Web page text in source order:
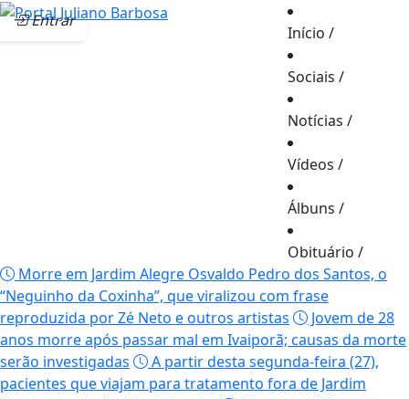
Entrar
Início /
Sociais /
Notícias /
Vídeos /
Álbuns /
Obituário /
Morre em Jardim Alegre Osvaldo Pedro dos Santos, o
“Neguinho da Coxinha”, que viralizou com frase
reproduzida por Zé Neto e outros artistas
Jovem de 28
anos morre após passar mal em Ivaiporã; causas da morte
serão investigadas
A partir desta segunda-feira (27),
pacientes que viajam para tratamento fora de Jardim